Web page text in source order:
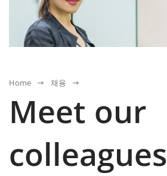
Home 채용
Meet our
colleagues